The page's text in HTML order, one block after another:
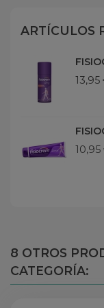
ARTÍCULOS
13,95
10,95
8 OTROS
CATEGORÍA: